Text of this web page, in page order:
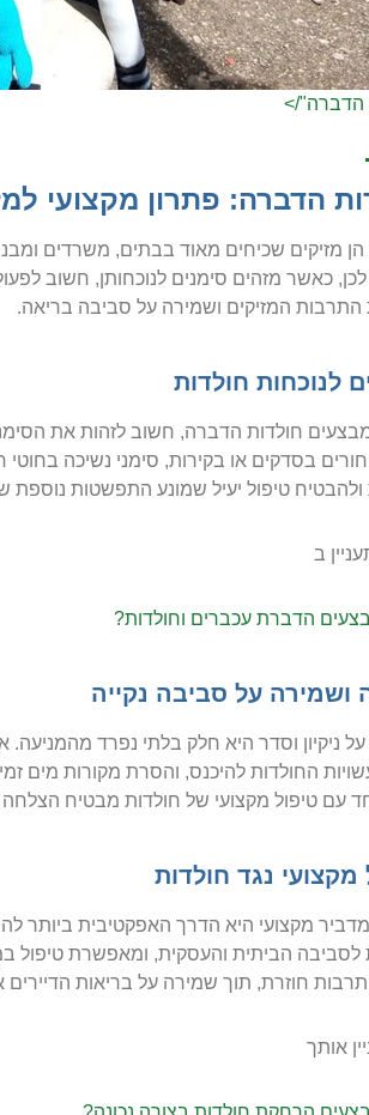
הדברה"/>
הדברה: פתרון מקצועי
הן מזיקים שכיחים מאוד בבתים, משרדים
כאשר מזהים סימנים לנוכחותן, חשוב
התרבות המזיקים ושמירה על סביבה בריאה.
לנוכחות חולדות
חולדות הדברה, חשוב לזהות את
בסדקים או בקירות, סימני נשיכה
ולהבטיח טיפול יעיל שמונע התפשטות נוספת
ב
הדברת עכברים וחולדות?
ושמירה על סביבה נקייה
ניקיון וסדר היא חלק בלתי נפרד מהמניעה.
החולדות להיכנס, והסרת מקורות מים
עם טיפול מקצועי של חולדות מבטיח
מקצועי נגד חולדות
מקצועי היא הדרך האפקטיבית ביותר
לסביבה הביתית והעסקית, ומאפשרת טיפול
חוזרת, תוך שמירה על בריאות הדיירים
אותך